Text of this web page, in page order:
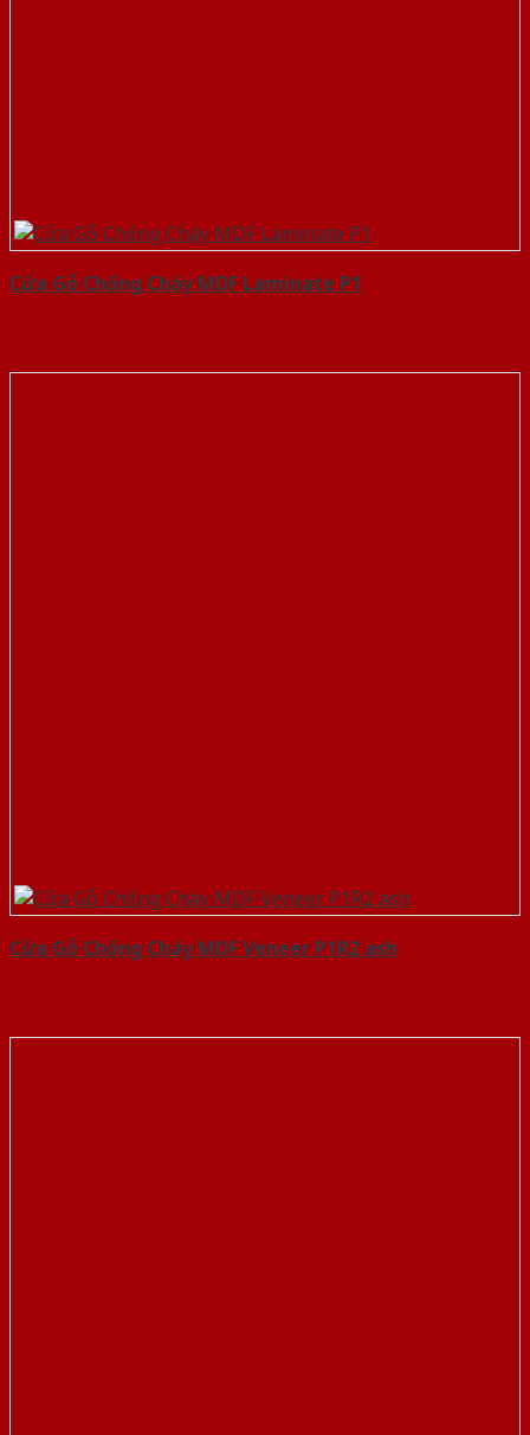
Cửa Gỗ Chống Cháy MDF Laminate P1
Cửa Gỗ Chống Cháy MDF Veneer P1R2 ash